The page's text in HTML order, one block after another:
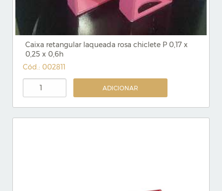
Caixa retangular laqueada rosa chiclete P 0,17 x
0,25 x 0,6h
Cód.: 002811
ADICIONAR